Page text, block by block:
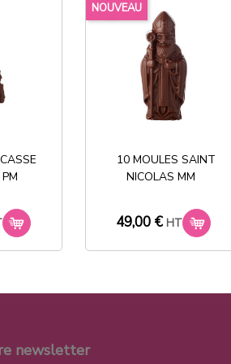
NOUVEAU
10 MOULES SAINT
NICOLAS MM
49,00 € HT
favorite_border
+ de 2000 références
newsletter